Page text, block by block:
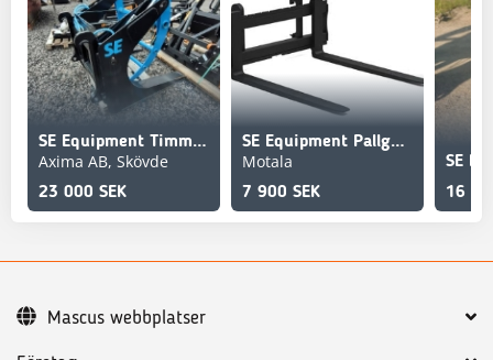
SE Equipment Timmergrip St BM
Axima AB, Skövde
23 000 SEK
SE Equipment Pallgaffel
Motala
7 900 SEK 16
Mascus webbplatser